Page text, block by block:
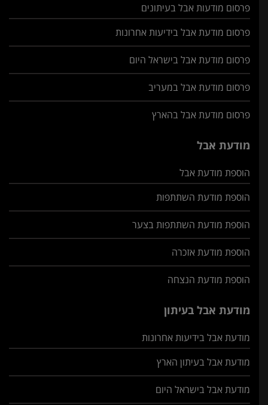
פרסום מודעות אבל בעיתונים
פרסום מודעת אבל בידיעות אחרונות
פרסום מודעת אבל בישראל היום
פרסום מודעת אבל במעריב
פרסום מודעת אבל בהארץ
מודעת אבל
הוספת מודעת אבל
הוספת מודעת השתתפות
הוספת מודעת השתתפות בצער
הוספת מודעת אזכרה
הוספת מודעת הנצחה
מודעת אבל בעיתון
מודעת אבל בידיעות אחרונות
מודעת אבל בעיתון הארץ
מודעת אבל בישראל היום